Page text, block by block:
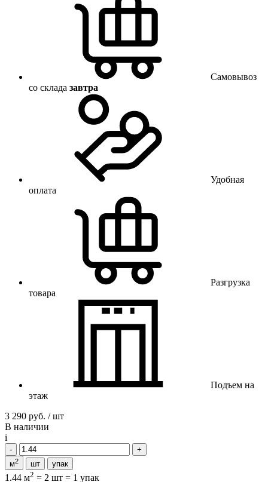
Самовывоз
со склада завтра
Удобная
оплата
Разгрузка
товара
Подъем на
этаж
3 290 руб. / шт
В наличии
i
м2 шт упак
1.44 м2 = 2 шт = 1 упак